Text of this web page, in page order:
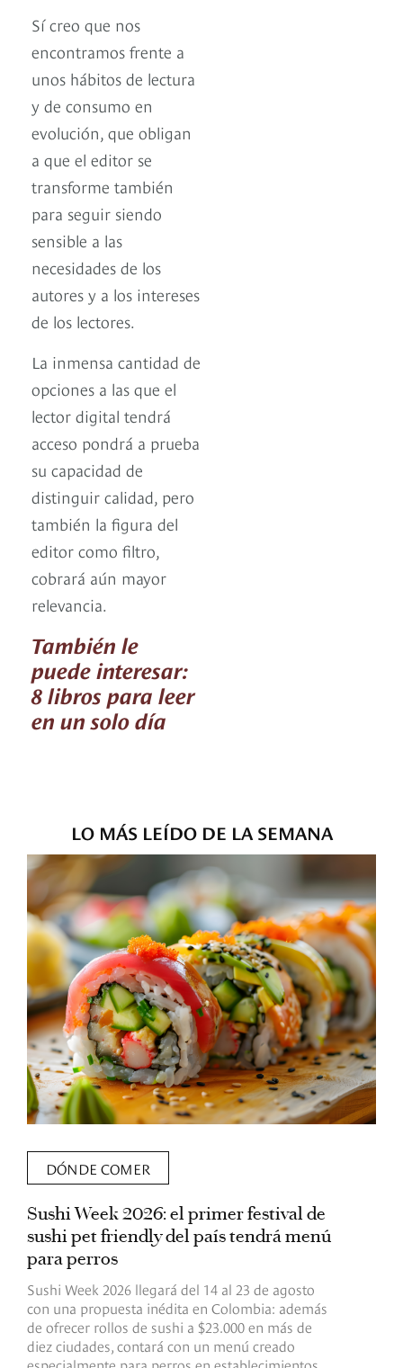
Sí creo que nos
encontramos frente a
unos hábitos de lectura
y de consumo en
evolución, que obligan
a que el editor se
transforme también
para seguir siendo
sensible a las
necesidades de los
autores y a los intereses
de los lectores.
La inmensa cantidad de
opciones a las que el
lector digital tendrá
acceso pondrá a prueba
su capacidad de
distinguir calidad, pero
también la figura del
editor como filtro,
cobrará aún mayor
relevancia.
También le
puede interesar:
8 libros para leer
en un solo día
LO MÁS LEÍDO DE LA SEMANA
DÓNDE COMER
Sushi Week 2026: el primer festival de
sushi pet friendly del país tendrá menú
para perros
Sushi Week 2026 llegará del 14 al 23 de agosto
con una propuesta inédita en Colombia: además
de ofrecer rollos de sushi a $23.000 en más de
diez ciudades, contará con un menú creado
especialmente para perros en establecimientos